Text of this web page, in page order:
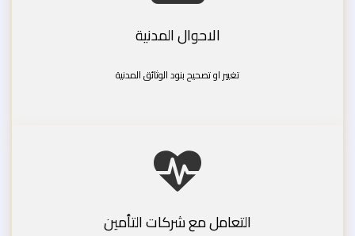
الاحوال المدنية
تغيير او تصحيح بنود الوثائق المدنية
التعامل مع شركات التأمين